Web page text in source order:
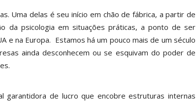
Uma delas é seu início em chão de fábrica, a partir de
da psicologia em situações práticas, a ponto de ser
e na Europa. Estamos há um pouco mais de um século
ainda desconhecem ou se esquivam do poder de
garantidora de lucro que encobre estruturas internas